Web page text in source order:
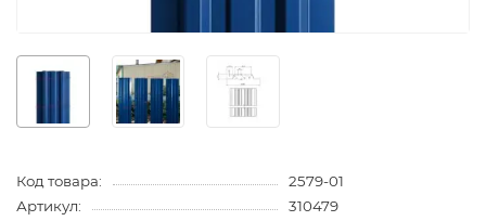
Код товара:
2579-01
Артикул:
310479